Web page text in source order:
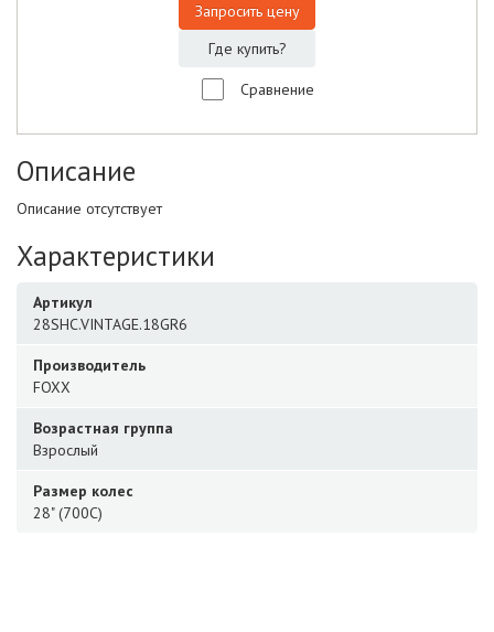
Запросить цену
Где купить?
Сравнение
Описание
Описание отсутствует
Характеристики
Артикул
28SHC.VINTAGE.18GR6
Производитель
FOXX
Возрастная группа
Взрослый
Размер колес
28" (700C)